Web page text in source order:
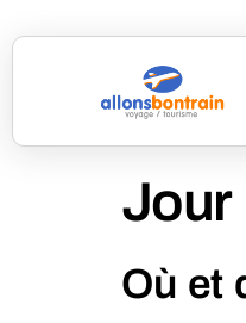
Jour
Où et